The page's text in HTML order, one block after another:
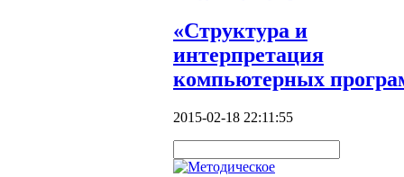
«Структура и
интерпретация
компьютерных
2015-02-18 22:11:55